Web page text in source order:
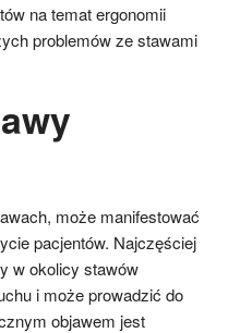
na temat ergonomii
problemów ze stawami
może manifestować
pacjentów. Najczęściej
w okolicy stawów
i może prowadzić do
objawem jest